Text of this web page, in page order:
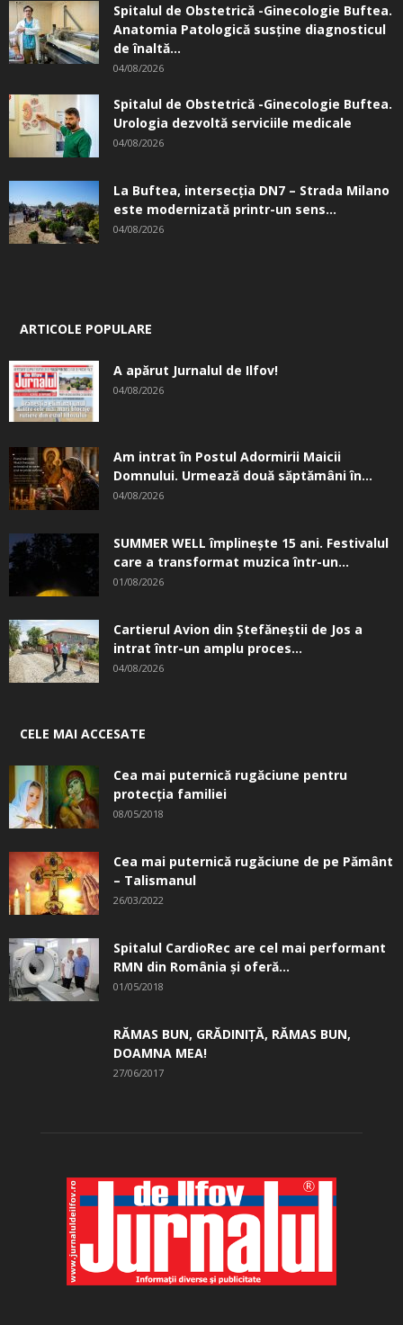
Spitalul de Obstetrică -Ginecologie Buftea.
Anatomia Patologică susţine diagnosticul
de înaltă...
04/08/2026
Spitalul de Obstetrică -Ginecologie Buftea.
Urologia dezvoltă serviciile medicale
04/08/2026
La Buftea, intersecţia DN7 – Strada Milano
este modernizată printr-un sens...
04/08/2026
ARTICOLE POPULARE
A apărut Jurnalul de Ilfov!
04/08/2026
Am intrat în Postul Adormirii Maicii
Domnului. Urmează două săptămâni în...
04/08/2026
SUMMER WELL împlinește 15 ani. Festivalul
care a transformat muzica într-un...
01/08/2026
Cartierul Avion din Ştefăneştii de Jos a
intrat într-un amplu proces...
04/08/2026
CELE MAI ACCESATE
Cea mai puternică rugăciune pentru
protecția familiei
08/05/2018
Cea mai puternică rugăciune de pe Pământ
– Talismanul
26/03/2022
Spitalul CardioRec are cel mai performant
RMN din România și oferă...
01/05/2018
RĂMAS BUN, GRĂDINIŢĂ, ­RĂMAS BUN,
DOAMNA MEA!
27/06/2017